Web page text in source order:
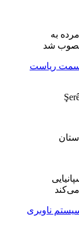
سمت ریاست
ناوبری